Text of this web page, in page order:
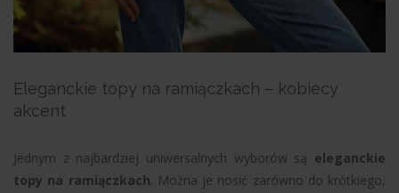
Eleganckie topy na ramiączkach – kobiecy
akcent
Jednym z najbardziej uniwersalnych wyborów są eleganckie
topy na ramiączkach. Można je nosić zarówno do krótkiego,